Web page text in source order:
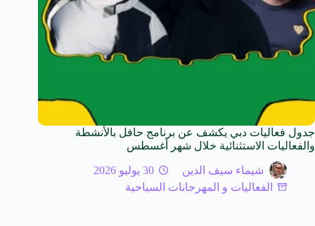
جدول فعاليات دبي يكشف عن برنامج حافل بالأنشطة
والفعاليات الاستثنائية خلال شهر أغسطس
شيماء سيف الدين
30 يوليو 2026
الفعاليات و المهرجانات السياحية